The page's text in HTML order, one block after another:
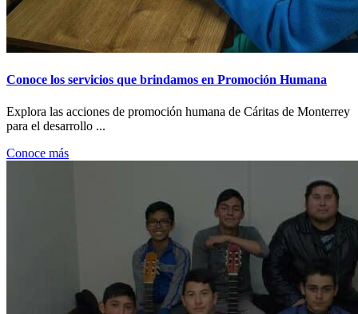
Conoce los servicios que brindamos en Promoción Humana
Explora las acciones de promoción humana de Cáritas de Monterrey
para el desarrollo ...
Conoce más